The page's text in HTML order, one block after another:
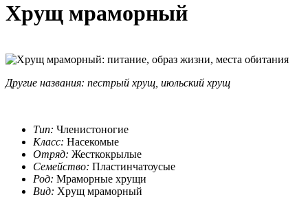
Хрущ мраморный
Другие названия: пестрый хрущ, июльский хрущ
Тип: Членистоногие
Класс: Насекомые
Отряд: Жесткокрылые
Семейство: Пластинчатоусые
Род: Мраморные хрущи
Вид: Хрущ мраморный